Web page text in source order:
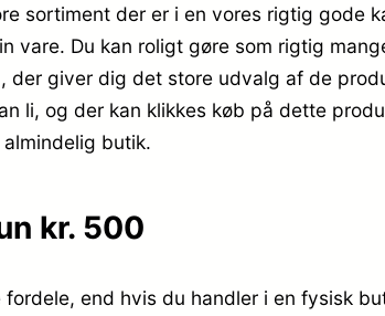
sortiment der er i en vores rigtig gode
vare. Du kan roligt gøre som rigtig
giver dig det store udvalg af de
li, og der kan klikkes køb på dette
butik.
kr. 500
end hvis du handler i en fysisk